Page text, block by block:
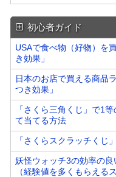
初心者ガイド
USAで食べ物（好物）を
き効果」
日本のお店で買える商品
つき効果」
「さくら三角くじ」で1
て当てる方法
「さくらスクラッチくじ
妖怪ウォッチ3の効率の
（経験値を多くもらえる